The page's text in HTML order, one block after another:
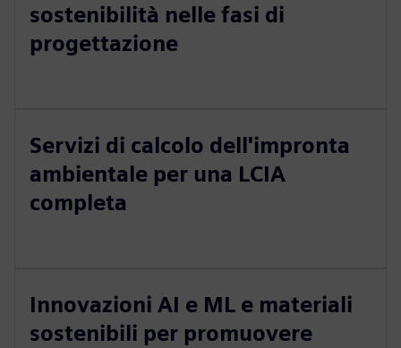
sostenibilità nelle fasi di
progettazione
Servizi di calcolo dell'impronta
ambientale per una LCIA
completa
Innovazioni AI e ML e materiali
sostenibili per promuovere